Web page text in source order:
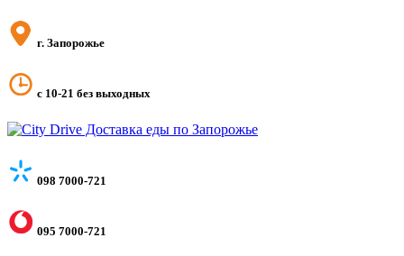
г. Запорожье
с 10-21 без выходных
098 7000-721
095 7000-721